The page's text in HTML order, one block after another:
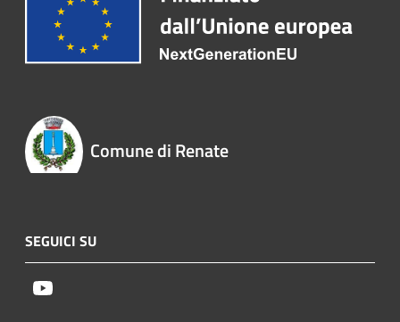
Comune di Renate
SEGUICI SU